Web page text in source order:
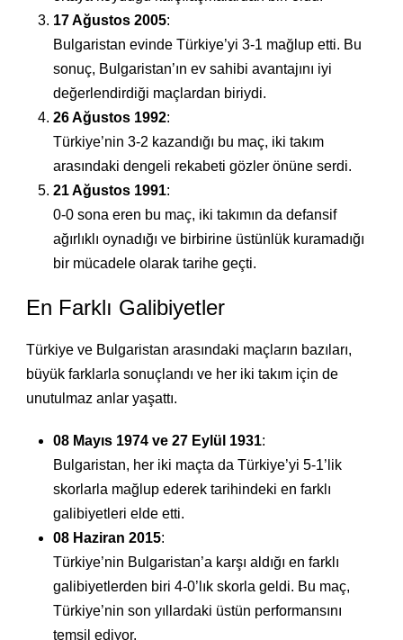
17 Ağustos 2005:
Bulgaristan evinde Türkiye’yi 3-1 mağlup etti. Bu
sonuç, Bulgaristan’ın ev sahibi avantajını iyi
değerlendirdiği maçlardan biriydi.
26 Ağustos 1992:
Türkiye’nin 3-2 kazandığı bu maç, iki takım
arasındaki dengeli rekabeti gözler önüne serdi.
21 Ağustos 1991:
0-0 sona eren bu maç, iki takımın da defansif
ağırlıklı oynadığı ve birbirine üstünlük kuramadığı
bir mücadele olarak tarihe geçti.
En Farklı Galibiyetler
Türkiye ve Bulgaristan arasındaki maçların bazıları,
büyük farklarla sonuçlandı ve her iki takım için de
unutulmaz anlar yaşattı.
08 Mayıs 1974 ve 27 Eylül 1931:
Bulgaristan, her iki maçta da Türkiye’yi 5-1’lik
skorlarla mağlup ederek tarihindeki en farklı
galibiyetleri elde etti.
08 Haziran 2015:
Türkiye’nin Bulgaristan’a karşı aldığı en farklı
galibiyetlerden biri 4-0’lık skorla geldi. Bu maç,
Türkiye’nin son yıllardaki üstün performansını
temsil ediyor.